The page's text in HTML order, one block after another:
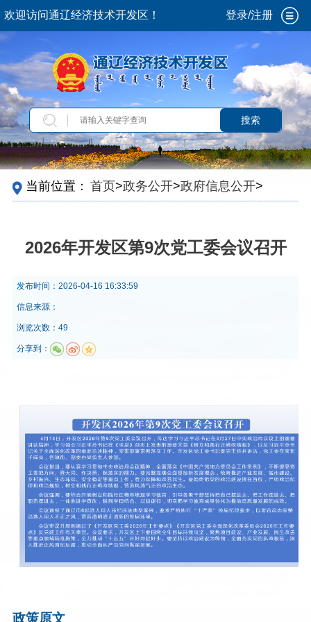
欢迎访问通辽经济技术开发区！ 登录/注册
搜索
当前位置： 首页>政务公开>政府信息公开>
定主动公开内容>政策解读
2026年开发区第9次党工委会议召开
发布时间： 2026-04-16 16:33:59
信息来源：
浏览次数：49
分享到：
政策原文